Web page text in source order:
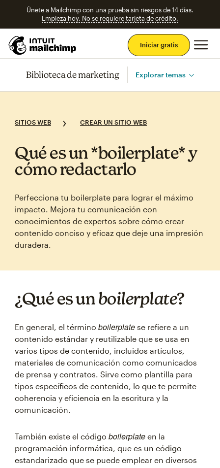
Únete a Mailchimp con una prueba sin riesgos de 14 días.
Empieza hoy. No se requiere tarjeta de crédito.
Iniciar gratis
Biblioteca de marketing Explorar temas
SITIOS WEB CREAR UN SITIO WEB
Qué es un *boilerplate* y
cómo redactarlo
Perfecciona tu boilerplate para lograr el máximo
impacto. Mejora tu comunicación con
conocimientos de expertos sobre cómo crear
contenido conciso y eficaz que deje una impresión
duradera.
¿Qué es unboilerplate?
En general, el término boilerplate se refiere a un
contenido estándar y reutilizable que se usa en
varios tipos de contenido, incluidos artículos,
materiales de comunicación como comunicados
de prensa y contratos. Sirve como plantilla para
tipos específicos de contenido, lo que te permite
coherencia y eficiencia en la escritura y la
comunicación.
También existe el código boilerplate en la
programación informática, que es un código
estandarizado que se puede emplear en diversos